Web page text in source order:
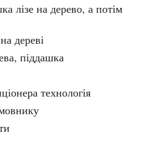
лізе на дерево, а потім
дереві
піддашка
технологія